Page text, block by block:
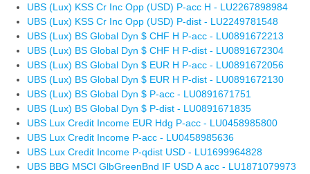
UBS (Lux) KSS Cr Inc Opp (USD) P-acc H - LU2267898984
UBS (Lux) KSS Cr Inc Opp (USD) P-dist - LU2249781548
UBS (Lux) BS Global Dyn $ CHF H P-acc - LU0891672213
UBS (Lux) BS Global Dyn $ CHF H P-dist - LU0891672304
UBS (Lux) BS Global Dyn $ EUR H P-acc - LU0891672056
UBS (Lux) BS Global Dyn $ EUR H P-dist - LU0891672130
UBS (Lux) BS Global Dyn $ P-acc - LU0891671751
UBS (Lux) BS Global Dyn $ P-dist - LU0891671835
UBS Lux Credit Income EUR Hdg P-acc - LU0458985800
UBS Lux Credit Income P-acc - LU0458985636
UBS Lux Credit Income P-qdist USD - LU1699964828
UBS BBG MSCI GlbGreenBnd IF USD A acc - LU1871079973